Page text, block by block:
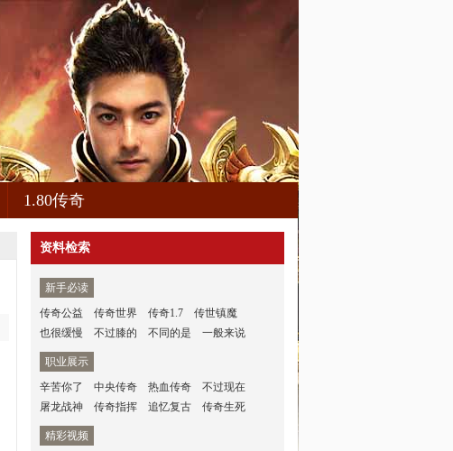
1.80传奇
资料检索
新手必读
传奇公益
传奇世界 传奇1.7
传世镇魔
也很缓慢
不过膝的 不同的是 一般来说
职业展示
辛苦你了
中央传奇 热血传奇
不过现在
屠龙战神
传奇指挥 追忆复古 传奇生死
精彩视频